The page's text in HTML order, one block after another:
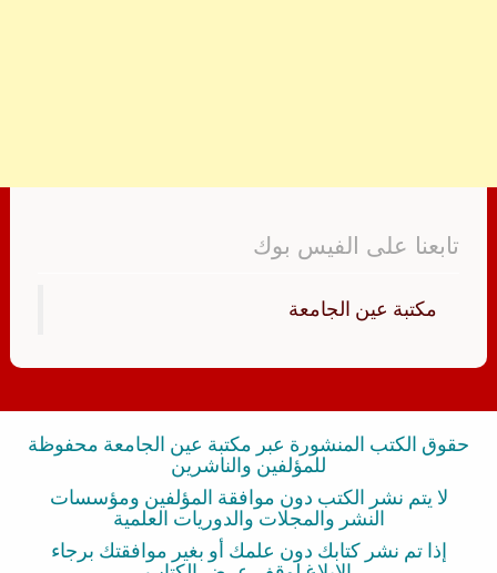
تابعنا على الفيس بوك
‏مكتبة عين الجامعة‏
حقوق الكتب المنشورة عبر مكتبة عين الجامعة محفوظة
للمؤلفين والناشرين
لا يتم نشر الكتب دون موافقة المؤلفين ومؤسسات
النشر والمجلات والدوريات العلمية
إذا تم نشر كتابك دون علمك أو بغير موافقتك برجاء